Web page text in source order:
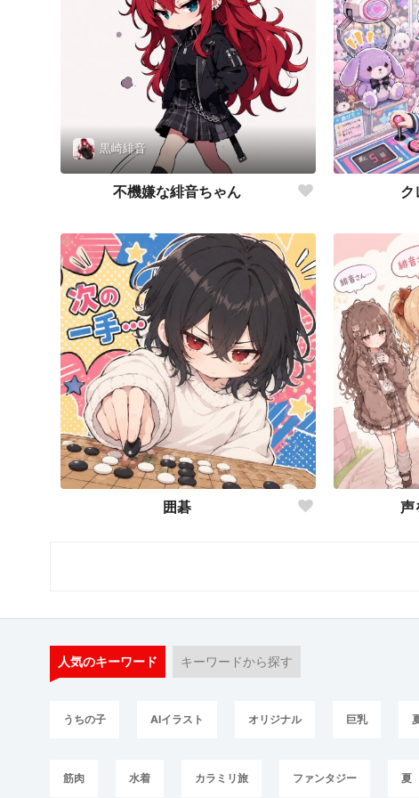
黒崎緋音
不機嫌な緋音ちゃん ク
囲碁 声
人気のキーワード キーワードから探す
うちの子 AIイラスト オリジナル 巨乳
筋肉 水着 カラミリ旅 ファンタジー 夏